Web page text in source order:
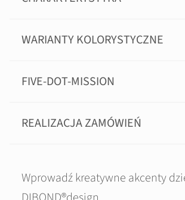
WARIANTY KOLORYSTYCZNE
FIVE-DOT-MISSION
REALIZACJA ZAMÓWIEŃ
Wprowadź kreatywne akcenty